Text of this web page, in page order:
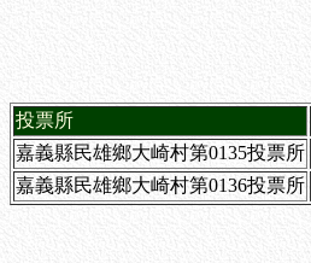
投票所
嘉義縣民雄鄉大崎村第0135投票所
嘉義縣民雄鄉大崎村第0136投票所